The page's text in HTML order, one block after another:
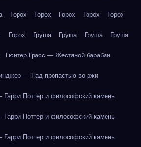
Горох Горох Горох Горох Горох
Горох Груша Груша Груша Груша
Гюнтер Грасс — Жестяной барабан
— Над пропастью во ржи
Поттер и философский камень
Поттер и философский камень
Поттер и философский камень